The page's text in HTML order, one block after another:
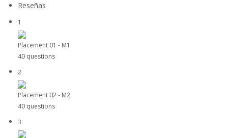
Reseñas
1
Placement 01 - M1
40 questions
2
Placement 02 - M2
40 questions
3